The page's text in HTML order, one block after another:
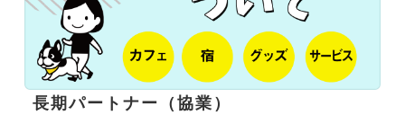
長期パートナー（協業）